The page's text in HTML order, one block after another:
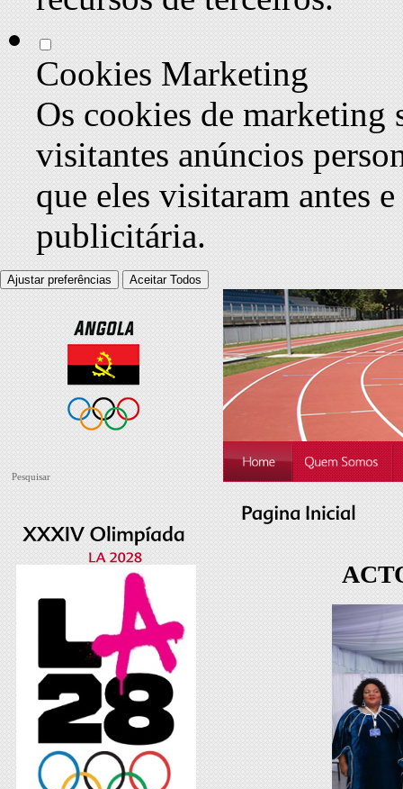
Cookies Marketing
Os cookies de marketing
visitantes anúncios
que eles visitaram antes
publicitária.
Ajustar preferências Aceitar Todos